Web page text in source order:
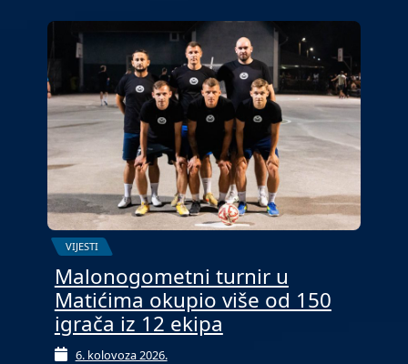
VIJESTI
Malonogometni turnir u
Matićima okupio više od 150
igrača iz 12 ekipa
6. kolovoza 2026.